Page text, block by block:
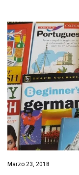
Marzo 23, 2018